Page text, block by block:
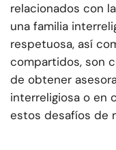
relacionados con
una familia
respetuosa, así
compartidos, son
de obtener
interreligiosa o en
estos desafíos de